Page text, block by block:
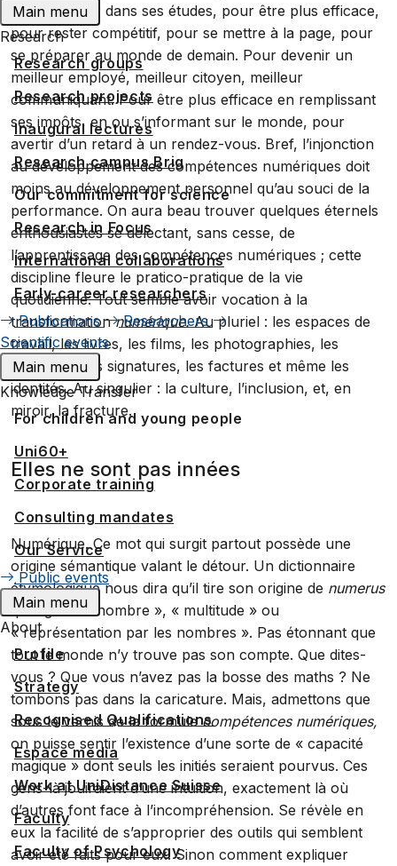
Main menu
Research
Research groups
Research projects
Inaugural lectures
Research campus Brig
Our commitment for science
Research in Focus
International collaborations
Early-career researchers
Publications
Researchers
Scientific events
Main menu
Knowledge Transfer
For children and young people
Uni60+
Corporate training
Consulting mandates
Our Service
Public events
Main menu
About
Profile
Strategy
Recognised Qualifications
Espace media
Work at UniDistance Suisse
Faculty
Faculty of Psychology
mieux réussir dans ses études, pour être plus efficace,
pour rester compétitif, pour se mettre à la page, pour
se préparer au monde de demain. Pour devenir un
meilleur employé, meilleur citoyen, meilleur
communiquant. Pour être plus efficace en remplissant
ses impôts, en ou s’informant sur le monde, pour
avertir d’un retard à un rendez-vous. Bref, l’injonction
au développement des compétences numériques doit
moins au développement personnel qu’au souci de la
performance. On aura beau trouver quelques éternels
enthousiastes se délectant, sans cesse, de
l’apprentissage des compétences numériques ; cette
discipline fleure le pratico-pratique de la vie
quotidienne. Tout semble avoir vocation à la
transformationnumérique.Au pluriel : les espaces de
travail, les livres, les films, les photographies, les
monnaies, les signatures, les factures et même les
identités. Au singulier : la culture, l’inclusion, et, en
miroir, la fracture.
Elles ne sont pas innées
Numérique. Ce mot qui surgit partout possède une
origine sémantique valant le détour. Un dictionnaire
étymologique nous dira qu’il tire son origine de numerus
qui signifie « nombre », « multitude » ou
« représentation par les nombres ». Pas étonnant que
tout le monde n’y trouve pas son compte. Que dites-
vous ? Que vous n’avez pas la bosse des maths ? Ne
tombons pas dans la caricature. Mais, admettons que
sous le vernis de la formulecompétences numériques,
on puisse sentir l’existence d’une sorte de « capacité
magique » dont seuls les initiés seraient pourvus. Ces
gens-là jouiraient d’une intuition, exactement là où
d’autres font face à l’incompréhension. Se révèle en
eux la facilité de s’approprier des outils qui semblent
avoir été faits pour eux. Sinon comment expliquer